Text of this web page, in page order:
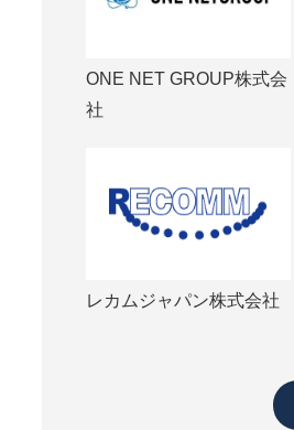
ONE NET GROUP株式会
社
レカムジャパン株式会社